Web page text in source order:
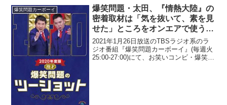
爆笑問題カーボーイ
爆笑問題・太田、『情熱大陸』の
密着取材は「気を抜いて、素を見
せた」ところをオンエアで使うと
明かす「本当に意地の悪い奴ら」
2021年1月26日放送のTBSラジオ系のラ
ジオ番組『爆笑問題カーボーイ』(毎週火
25:00-27:00)にて、お笑いコンビ・爆笑問